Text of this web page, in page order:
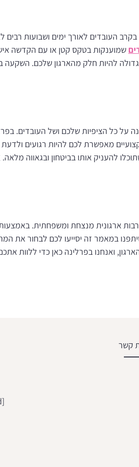
העובדים לאורך ימים ושבועות
שמוענקות בטקס קטן או עם הקדשה
להיות חלק מהארגון שלכם.
על כל הציפיות שלכם ושל העובדים.
מאפשרת לכם להיות רגועים
להעניק אותו בביטחון ובגאווה
ארגונית מנצחת ומשפחתית.
במאמר זה יסייעו לכם לבחור את
ואנחנו בפרלינה כאן כדי ללוות
קשר
[email protected]